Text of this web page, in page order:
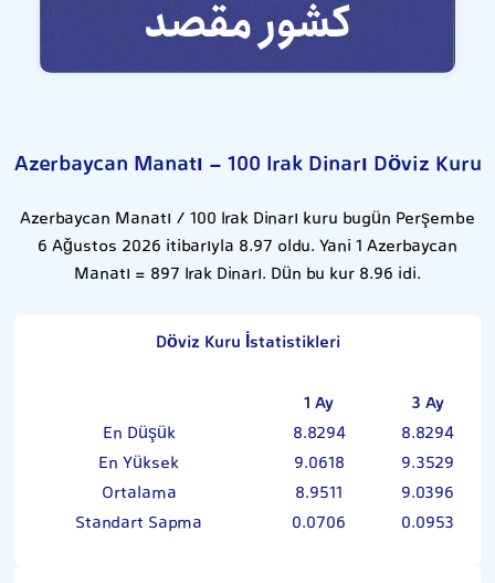
Azerbaycan Manatı - 100 Irak Dinarı Döviz Kuru
Azerbaycan Manatı / 100 Irak Dinarı kuru bugün Perşembe
6 Ağustos 2026 itibarıyla 8.97 oldu. Yani 1 Azerbaycan
Manatı = 897 Irak Dinarı. Dün bu kur 8.96 idi.
Döviz Kuru İstatistikleri
1 Ay
3 Ay
En Düşük
8.8294
8.8294
En Yüksek
9.0618
9.3529
Ortalama
8.9511
9.0396
Standart Sapma
0.0706 0.0953